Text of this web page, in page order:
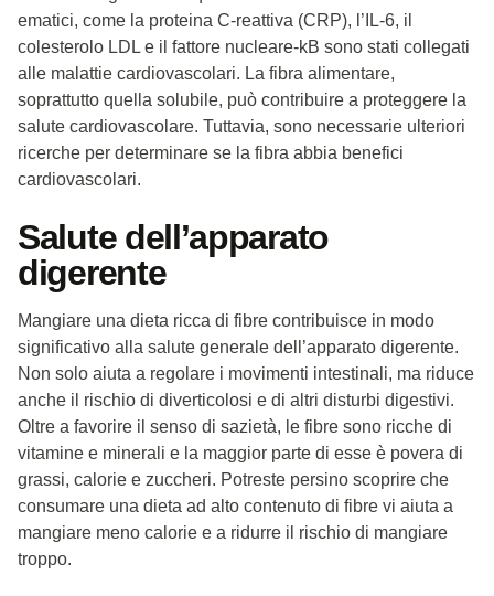
ematici, come la proteina C-reattiva (CRP), l’IL-6, il
colesterolo LDL e il fattore nucleare-kB sono stati collegati
alle malattie cardiovascolari. La fibra alimentare,
soprattutto quella solubile, può contribuire a proteggere la
salute cardiovascolare. Tuttavia, sono necessarie ulteriori
ricerche per determinare se la fibra abbia benefici
cardiovascolari.
Salute dell’apparato
digerente
Mangiare una dieta ricca di fibre contribuisce in modo
significativo alla salute generale dell’apparato digerente.
Non solo aiuta a regolare i movimenti intestinali, ma riduce
anche il rischio di diverticolosi e di altri disturbi digestivi.
Oltre a favorire il senso di sazietà, le fibre sono ricche di
vitamine e minerali e la maggior parte di esse è povera di
grassi, calorie e zuccheri. Potreste persino scoprire che
consumare una dieta ad alto contenuto di fibre vi aiuta a
mangiare meno calorie e a ridurre il rischio di mangiare
troppo.